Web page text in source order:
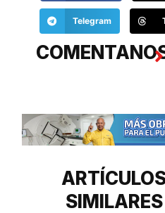
Telegram
SIMILARES